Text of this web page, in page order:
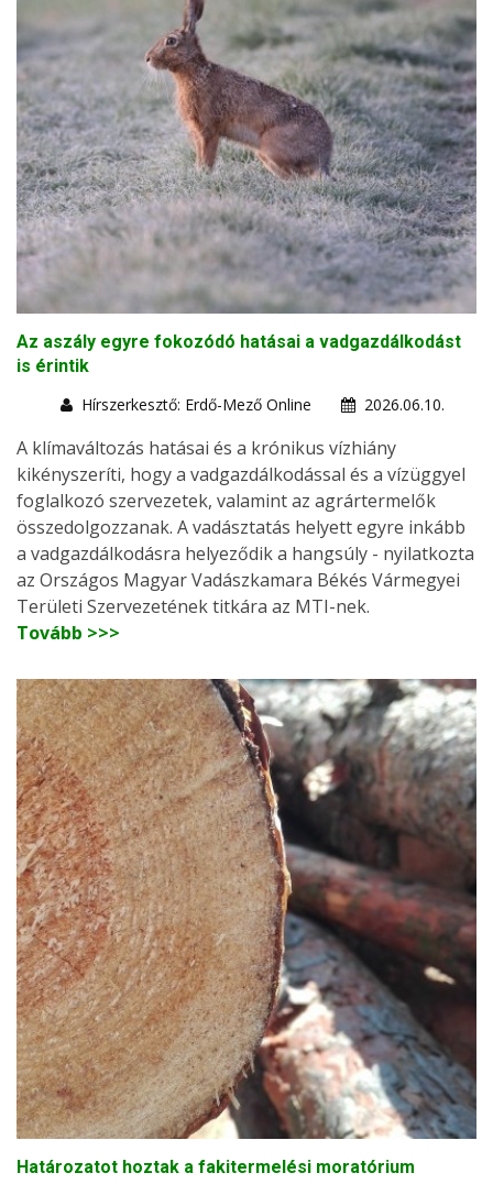
Az aszály egyre fokozódó hatásai a vadgazdálkodást
is érintik
Hírszerkesztő: Erdő-Mező Online
2026.06.10.
A klímaváltozás hatásai és a krónikus vízhiány
kikényszeríti, hogy a vadgazdálkodással és a vízüggyel
foglalkozó szervezetek, valamint az agrártermelők
összedolgozzanak. A vadásztatás helyett egyre inkább
a vadgazdálkodásra helyeződik a hangsúly - nyilatkozta
az Országos Magyar Vadászkamara Békés Vármegyei
Területi Szervezetének titkára az MTI-nek.
Tovább >>>
Határozatot hoztak a fakitermelési moratórium